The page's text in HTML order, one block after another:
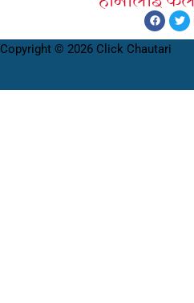
Copyright © 2026 Click Chautari